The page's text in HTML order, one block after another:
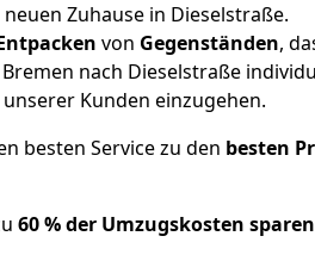
Zuhause in Dieselstraße.
von Gegenständen,
nach Dieselstraße
Kunden einzugehen.
besten Service zu den besten
60 % der Umzugskosten sparen